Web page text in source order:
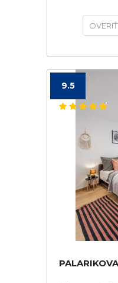
9.5